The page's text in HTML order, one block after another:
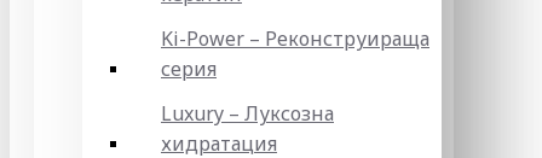
Ki-Power – Реконструираща
серия
Luxury – Луксозна
хидратация